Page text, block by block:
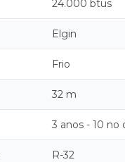
24.000 btus
Elgin
Frio
32 m
3 anos - 10 no
R-32